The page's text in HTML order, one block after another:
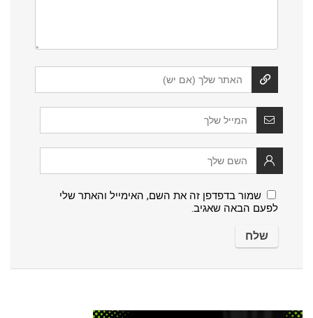
שמור בדפדפן זה את השם, האימייל והאתר שלי
לפעם הבאה שאגיב.